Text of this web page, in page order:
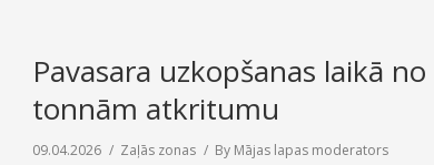
Pavasara uzkopšanas laikā
tonnām atkritumu
09.04.2026 Zaļās zonas By Mājas lapas moderators